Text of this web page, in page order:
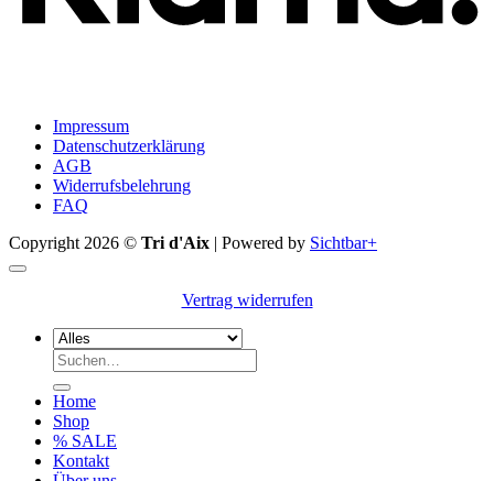
Impressum
Datenschutzerklärung
AGB
Widerrufsbelehrung
FAQ
Copyright 2026 © Tri d'Aix | Powered by Sichtbar+
Vertrag widerrufen
Suchen
nach:
Home
Shop
% SALE
Kontakt